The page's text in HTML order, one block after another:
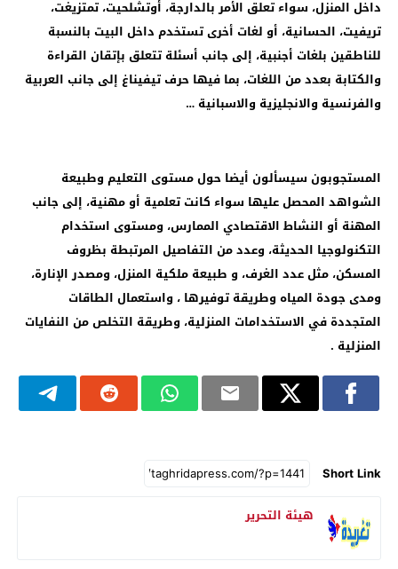
داخل المنزل، سواء تعلق الأمر بالدارجة، أوتشلحيت، تمتزيغت،
تريفيت، الحسانية، أو لغات أخرى تستخدم داخل البيت بالنسبة
للناطقين بلغات أجنبية، إلى جانب أسئلة تتعلق بإتقان القراءة
والكتابة بعدد من اللغات، بما فيها حرف تيفيناغ إلى جانب العربية
والفرنسية والانجليزية والاسبانية …
المستجوبون سيسألون أيضا حول مستوى التعليم وطبيعة
الشواهد المحصل عليها سواء كانت تعلمية أو مهنية، إلى جانب
المهنة أو النشاط الاقتصادي الممارس، ومستوى استخدام
التكنولوجيا الحديثة، وعدد من التفاصيل المرتبطة بظروف
المسكن، مثل عدد الغرف، و طبيعة ملكية المنزل، ومصدر الإنارة،
ومدى جودة المياه وطريقة توفيرها ، واستعمال الطاقات
المتجددة في الاستخدامات المنزلية، وطريقة التخلص من النفايات
المنزلية .
Short Link
هيئة التحرير